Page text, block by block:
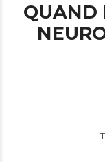
QUAND